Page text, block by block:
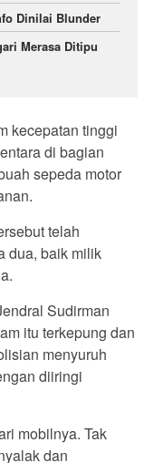
Dinilai Blunder
Merasa Ditipu
kecepatan tinggi
di bagian
sepeda motor
telah
dua, baik milik
Sudirman
itu terkepung dan
menyuruh
diiringi
mobilnya. Tak
dan